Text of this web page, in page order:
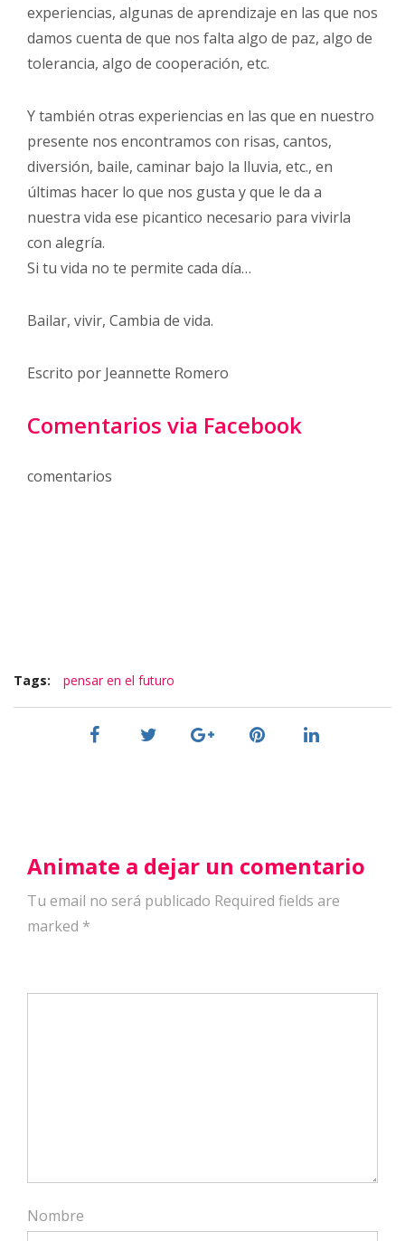
experiencias, algunas de aprendizaje en las que nos
damos cuenta de que nos falta algo de paz, algo de
tolerancia, algo de cooperación, etc.
Y también otras experiencias en las que en nuestro
presente nos encontramos con risas, cantos,
diversión, baile, caminar bajo la lluvia, etc., en
últimas hacer lo que nos gusta y que le da a
nuestra vida ese picantico necesario para vivirla
con alegría.
Si tu vida no te permite cada día…
Bailar, vivir, Cambia de vida.
Escrito por Jeannette Romero
Comentarios via Facebook
comentarios
Tags: pensar en el futuro
Animate a dejar un comentario
Tu email no será publicado Required fields are
marked *
Nombre